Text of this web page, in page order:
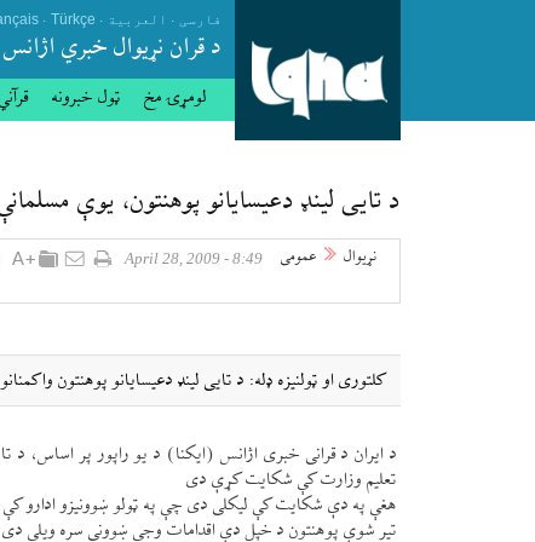
فارسی . العربیة .
Türkçe
.
د قران نړيوال خبري اژانس
لومړۍ مخ ټول خبرونه
د تايی لينډ دعيسايانو پوهنتون، يوې
نړيوال عمومی 8:49 - April 28, 2009
كلتوری او ټولنيزه ډله: د تايی لينډ دعيسايانو پوهنتون
د ايران د قرانی خبری اژانس (ايكنا) د يو راپور پر اساس، د
تعليم وزارت كې شكايت كړې دی
هغې په دې شكايت كې ليكلی دی چې په ټولو ښوونيزو ادارو كې
تير شوې پوهنتون د خپل دې اقدامات وجې ښوونی سره ويلې دی